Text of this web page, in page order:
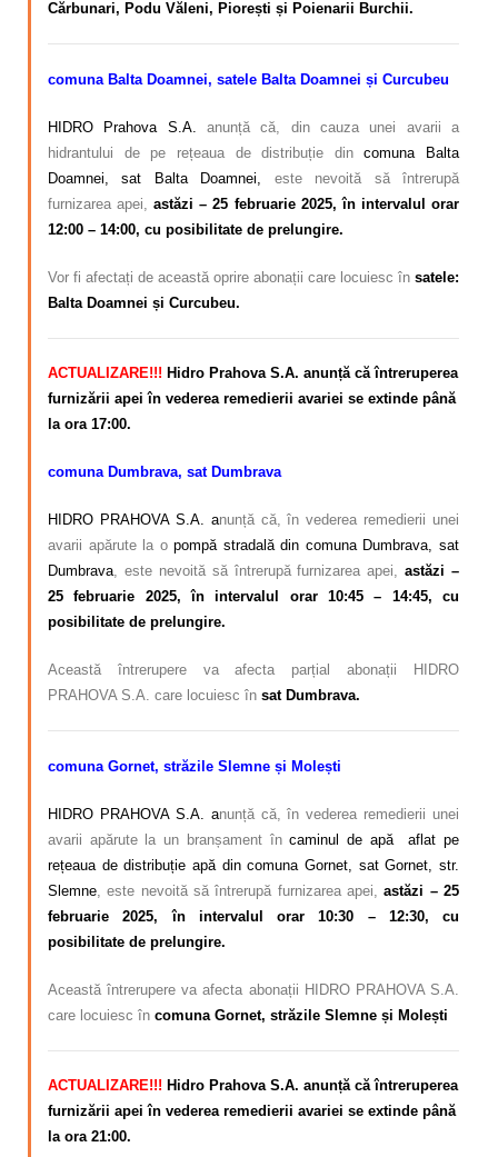
Cărbunari, Podu Văleni, Piorești și Poienarii Burchii.
comuna Balta Doamnei, satele Balta Doamnei și Curcubeu
HIDRO Prahova S.A.
anunță că, din cauza unei avarii a
hidrantului de pe rețeaua de distribuție dincomuna Balta
Doamnei, sat Balta Doamnei,
este nevoită să întrerupă
furnizarea apei,astăzi – 25 februarie 2025, în intervalul orar
12:00 – 14:00, cu posibilitate de prelungire.
Vor fi afectați de această oprire abonații care locuiesc în satele:
Balta Doamnei și Curcubeu.
ACTUALIZARE!!! Hidro Prahova S.A. anunță că întreruperea
furnizării apei în vederea remedierii avariei se extinde până
la ora 17:00.
comuna Dumbrava, sat Dumbrava
HIDRO PRAHOVA S.A. anunță că, în vederea remedierii unei
avarii apărute la opompă stradală din comuna Dumbrava, sat
Dumbrava, este nevoită să întrerupă furnizarea apei,astăzi –
25 februarie 2025, în intervalul orar 10:45 – 14:45, cu
posibilitate de prelungire.
Această întrerupere va afecta parțial abonații HIDRO
PRAHOVA S.A. care locuiesc în sat Dumbrava.
comuna Gornet, străzile Slemne și Molești
HIDRO PRAHOVA S.A. anunță că, în vederea remedierii unei
avarii apărute la un branșament încaminul de apă aflat pe
rețeaua de distribuție apă din comuna Gornet, sat Gornet, str.
Slemne , este nevoită să întrerupă furnizarea apei,astăzi – 25
februarie 2025, în intervalul orar 10:30 – 12:30, cu
posibilitate de prelungire.
Această întrerupere va afecta abonații HIDRO PRAHOVA S.A.
care locuiesc în comuna Gornet, străzile Slemne și Molești
ACTUALIZARE!!! Hidro Prahova S.A. anunță că întreruperea
furnizării apei în vederea remedierii avariei se extinde până
la ora 21:00.